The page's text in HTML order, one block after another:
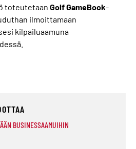
toteutetaan Golf GameBook-
ilmoittamaan
kilpailuaamuna
BUSINESSAAMUIHIN